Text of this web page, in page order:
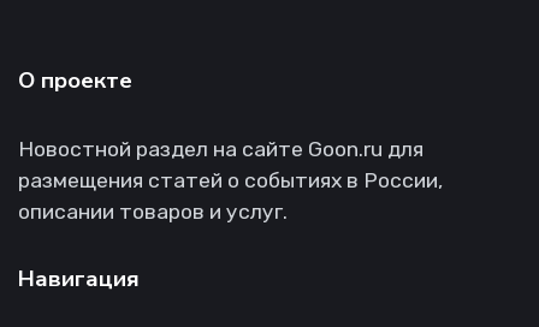
О проекте
Новостной раздел на сайте Goon.ru для
размещения статей о событиях в России,
описании товаров и услуг.
Навигация